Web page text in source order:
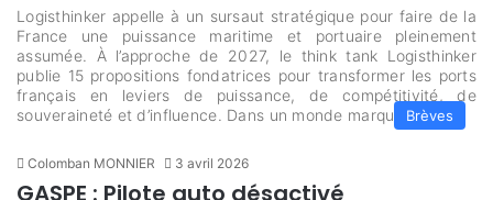
Logisthinker appelle à un sursaut stratégique pour faire de la
France une puissance maritime et portuaire pleinement
assumée. À l’approche de 2027, le think tank Logisthinker
publie 15 propositions fondatrices pour transformer les ports
français en leviers de puissance, de compétitivité, de
souveraineté et d’influence. Dans un monde marqué par…
Brèves
Colomban MONNIER 3 avril 2026
GASPE : Pilote auto désactivé